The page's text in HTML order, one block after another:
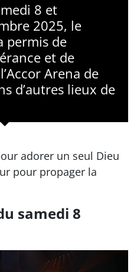
8 et
2025, le
permis de
et de
Arena de
d’autres lieux de
adorer un seul Dieu
pour propager la
samedi 8